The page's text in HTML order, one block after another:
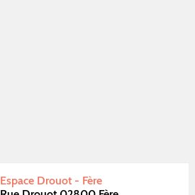
Espace Drouot - Fère